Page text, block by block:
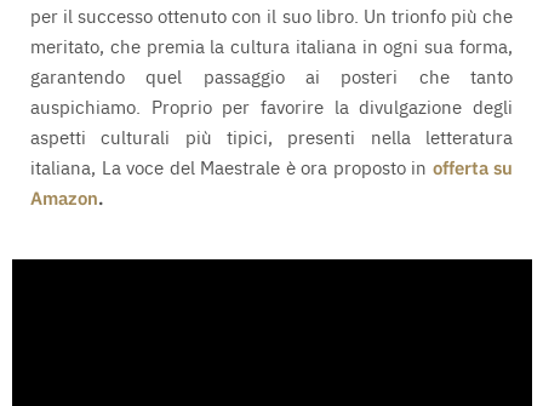
per il successo ottenuto con il suo libro. Un trionfo più che
meritato, che premia la cultura italiana in ogni sua forma,
garantendo quel passaggio ai posteri che tanto
auspichiamo. Proprio per favorire la divulgazione degli
aspetti culturali più tipici, presenti nella letteratura
italiana, La voce del Maestrale è ora proposto in offerta su
Amazon.